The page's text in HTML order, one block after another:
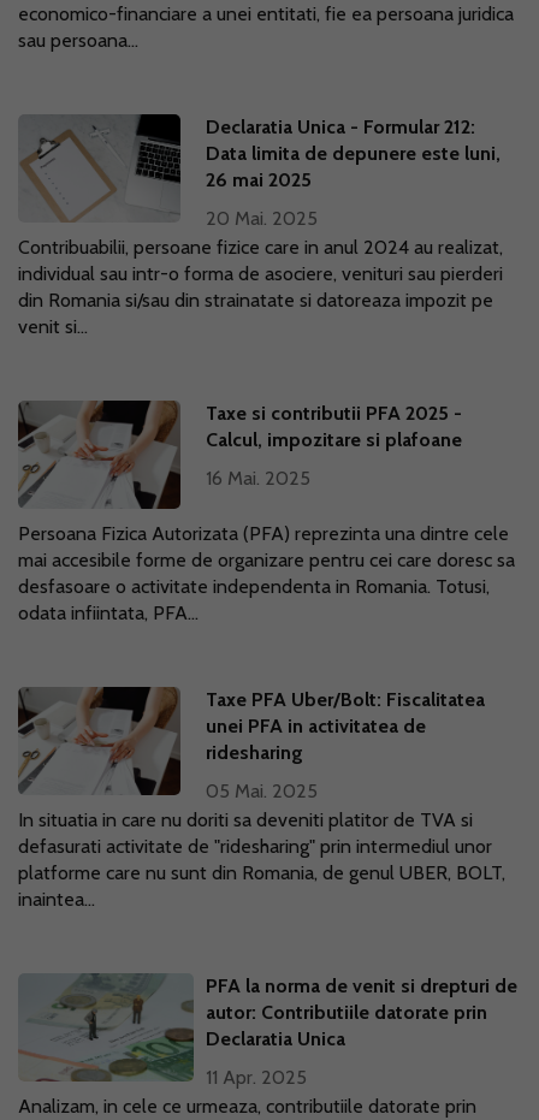
economico-financiare a unei entitati, fie ea persoana juridica
sau persoana...
Declaratia Unica - Formular 212:
Data limita de depunere este luni,
26 mai 2025
20 Mai. 2025
Contribuabilii, persoane fizice care in anul 2024 au realizat,
individual sau intr-o forma de asociere, venituri sau pierderi
din Romania si/sau din strainatate si datoreaza impozit pe
venit si...
Taxe si contributii PFA 2025 -
Calcul, impozitare si plafoane
16 Mai. 2025
Persoana Fizica Autorizata (PFA) reprezinta una dintre cele
mai accesibile forme de organizare pentru cei care doresc sa
desfasoare o activitate independenta in Romania. Totusi,
odata infiintata, PFA...
Taxe PFA Uber/Bolt: Fiscalitatea
unei PFA in activitatea de
ridesharing
05 Mai. 2025
In situatia in care nu doriti sa deveniti platitor de TVA si
defasurati activitate de "ridesharing" prin intermediul unor
platforme care nu sunt din Romania, de genul UBER, BOLT,
inaintea...
PFA la norma de venit si drepturi de
autor: Contributiile datorate prin
Declaratia Unica
11 Apr. 2025
Analizam, in cele ce urmeaza, contributiile datorate prin